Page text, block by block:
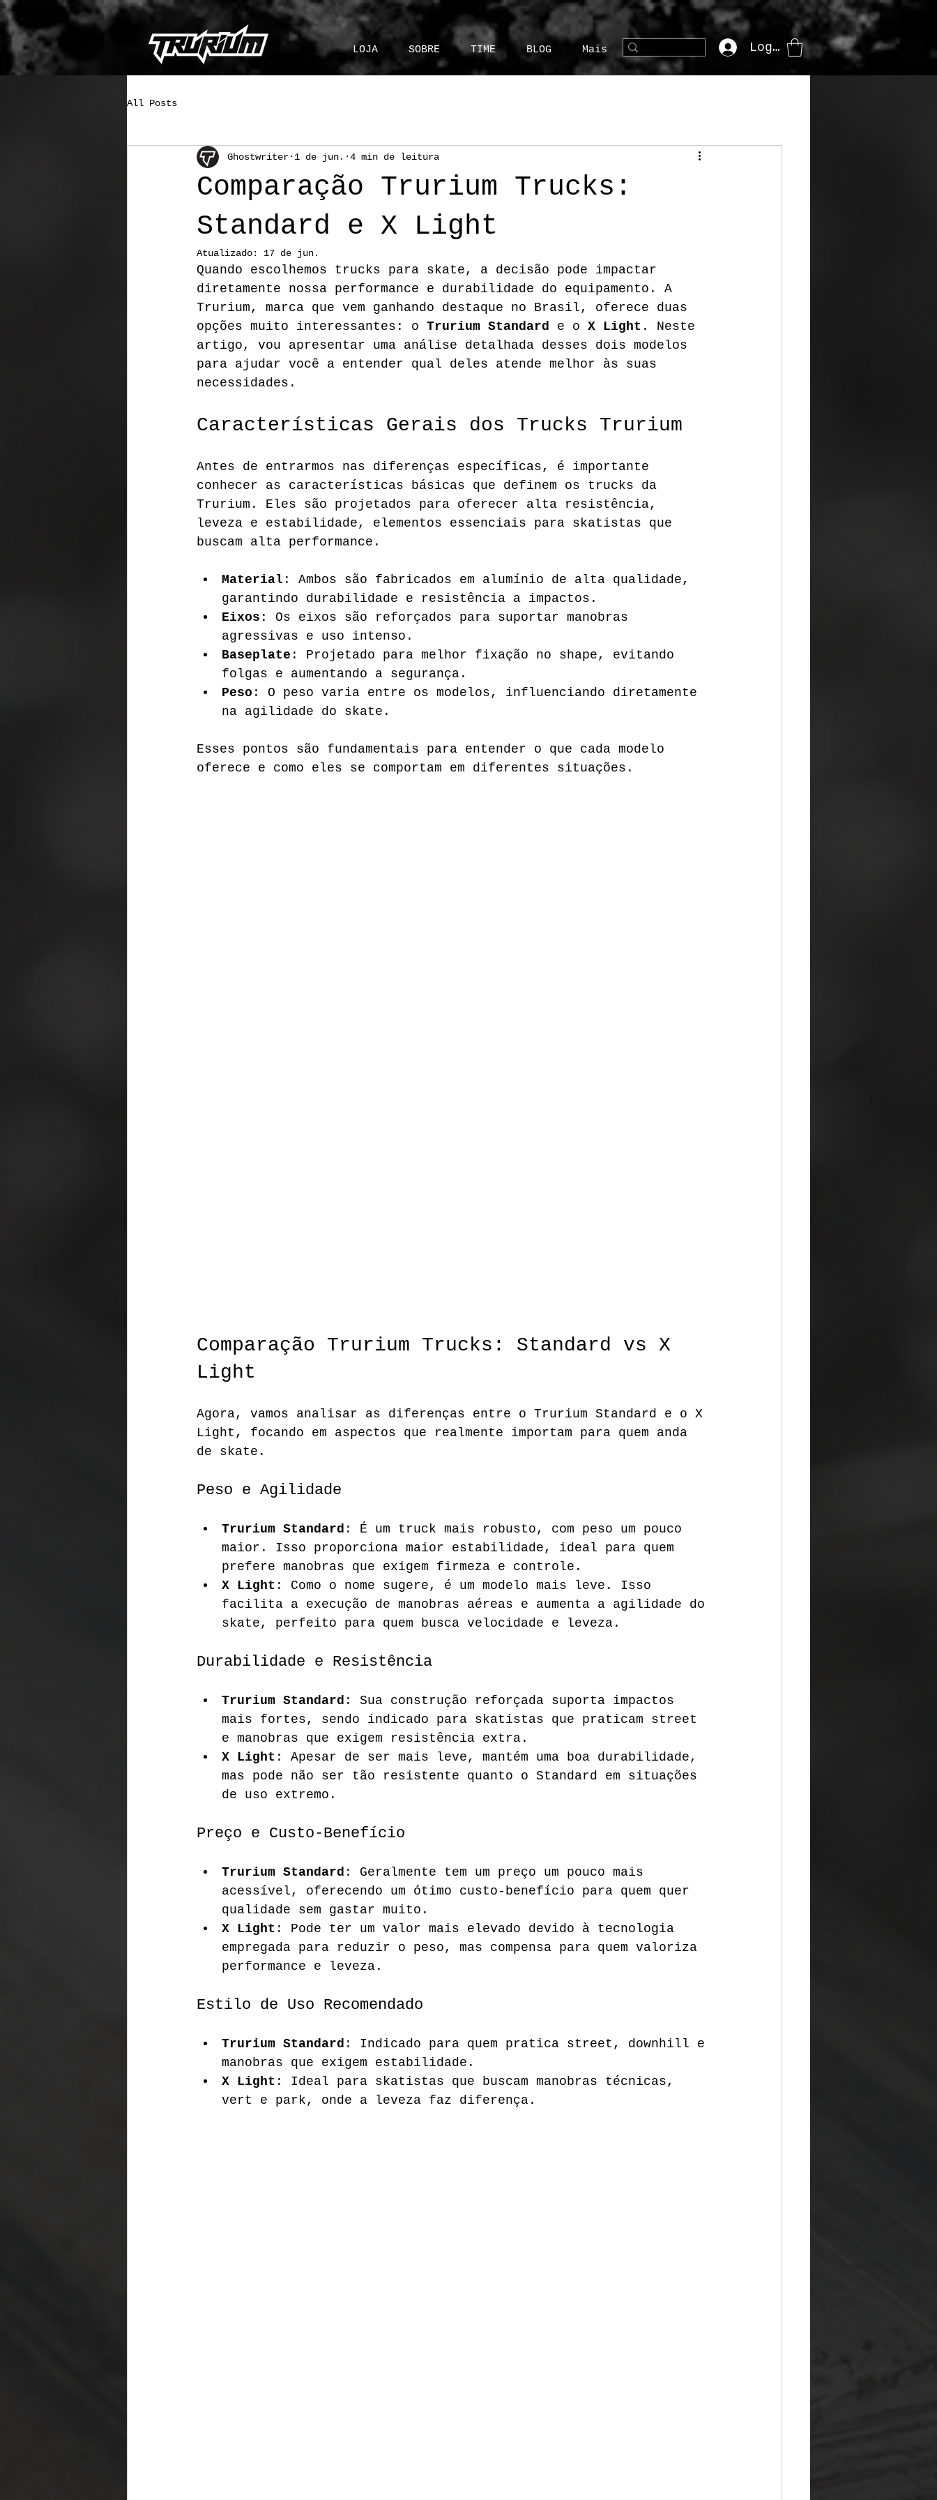
LOJA SOBRE TIME BLOG Mais Login
All Posts
Comparação Trurium Trucks:
Standard e X Light
Ghostwriter 1 de jun. 4 min de leitura
Atualizado: 17 de jun.
Quando escolhemos trucks para skate, a decisão pode impactar
diretamente nossa performance e durabilidade do equipamento. A
Trurium, marca que vem ganhando destaque no Brasil, oferece duas
opções muito interessantes: o Trurium Standard e o X Light . Neste
artigo, vou apresentar uma análise detalhada desses dois modelos
para ajudar você a entender qual deles atende melhor às suas
necessidades.
Características Gerais dos Trucks Trurium
Antes de entrarmos nas diferenças específicas, é importante
conhecer as características básicas que definem os trucks da
Trurium. Eles são projetados para oferecer alta resistência,
leveza e estabilidade, elementos essenciais para skatistas que
buscam alta performance.
Material : Ambos são fabricados em alumínio de alta qualidade,
garantindo durabilidade e resistência a impactos.
Eixos : Os eixos são reforçados para suportar manobras
agressivas e uso intenso.
Baseplate : Projetado para melhor fixação no shape, evitando
folgas e aumentando a segurança.
Peso : O peso varia entre os modelos, influenciando diretamente
na agilidade do skate.
Esses pontos são fundamentais para entender o que cada modelo
oferece e como eles se comportam em diferentes situações.
Comparação Trurium Trucks: Standard vs X
Light
Agora, vamos analisar as diferenças entre o Trurium Standard e o X
Light, focando em aspectos que realmente importam para quem anda
de skate.
Peso e Agilidade
Trurium Standard : É um truck mais robusto, com peso um pouco
maior. Isso proporciona maior estabilidade, ideal para quem
prefere manobras que exigem firmeza e controle.
X Light : Como o nome sugere, é um modelo mais leve. Isso
facilita a execução de manobras aéreas e aumenta a agilidade do
skate, perfeito para quem busca velocidade e leveza.
Durabilidade e Resistência
Trurium Standard : Sua construção reforçada suporta impactos
mais fortes, sendo indicado para skatistas que praticam street
e manobras que exigem resistência extra.
X Light : Apesar de ser mais leve, mantém uma boa durabilidade,
mas pode não ser tão resistente quanto o Standard em situações
de uso extremo.
Preço e Custo-Benefício
Trurium Standard : Geralmente tem um preço um pouco mais
acessível, oferecendo um ótimo custo-benefício para quem quer
qualidade sem gastar muito.
X Light : Pode ter um valor mais elevado devido à tecnologia
empregada para reduzir o peso, mas compensa para quem valoriza
performance e leveza.
Estilo de Uso Recomendado
Trurium Standard : Indicado para quem pratica street, downhill e
manobras que exigem estabilidade.
X Light : Ideal para skatistas que buscam manobras técnicas,
vert e park, onde a leveza faz diferença.